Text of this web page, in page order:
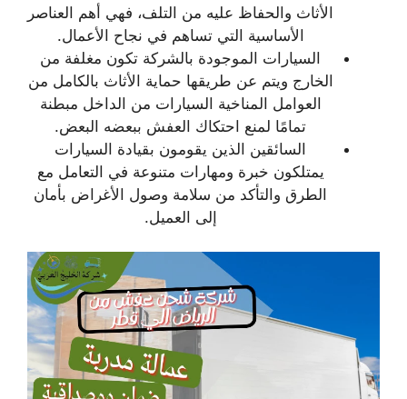
الأثاث والحفاظ عليه من التلف، فهي أهم العناصر
الأساسية التي تساهم في نجاح الأعمال.
السيارات الموجودة بالشركة تكون مغلفة من
الخارج ويتم عن طريقها حماية الأثاث بالكامل من
العوامل المناخية السيارات من الداخل مبطنة
تمامًا لمنع احتكاك العفش ببعضه البعض.
السائقين الذين يقومون بقيادة السيارات
يمتلكون خبرة ومهارات متنوعة في التعامل مع
الطرق والتأكد من سلامة وصول الأغراض بأمان
إلى العميل.